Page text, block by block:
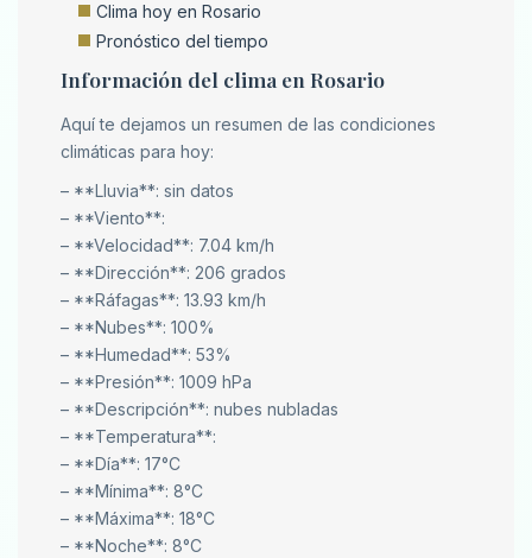
Clima hoy en Rosario
Pronóstico del tiempo
Información del clima en Rosario
Aquí te dejamos un resumen de las condiciones
climáticas para hoy:
– **Lluvia**: sin datos
– **Viento**:
– **Velocidad**: 7.04 km/h
– **Dirección**: 206 grados
– **Ráfagas**: 13.93 km/h
– **Nubes**: 100%
– **Humedad**: 53%
– **Presión**: 1009 hPa
– **Descripción**: nubes nubladas
– **Temperatura**:
– **Día**: 17°C
– **Mínima**: 8°C
– **Máxima**: 18°C
– **Noche**: 8°C